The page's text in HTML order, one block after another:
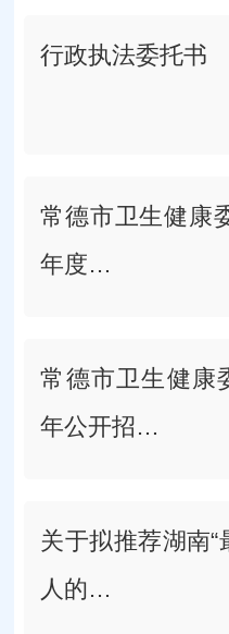
行政执法委托书
常德市卫生健康
年度…
常德市卫生健康
年公开招…
关于拟推荐湖南
人的…